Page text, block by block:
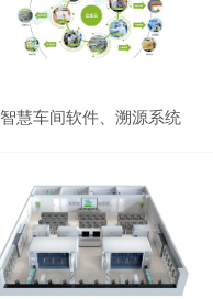
智慧车间软件、溯源系统